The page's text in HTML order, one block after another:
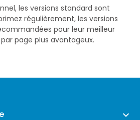
les versions standard sont
régulièrement, les versions
pour leur meilleur
page plus avantageux.
